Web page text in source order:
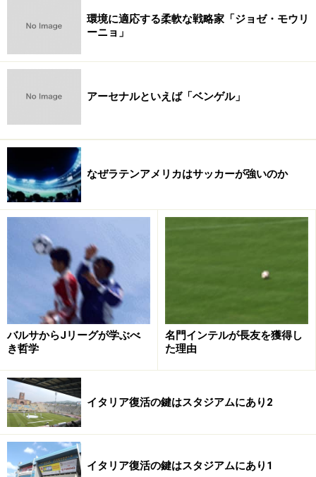
楽天市場でワールドサッカー関連の商品をチェッ
環境に適応する柔軟な戦略家「ジョゼ・モウリ
ーニョ」
アーセナルといえば「ベンゲル」
なぜラテンアメリカはサッカーが強いのか
バルサからJリーグが学ぶべ
き哲学
名門インテルが長友を獲得し
た理由
イタリア復活の鍵はスタジアムにあり2
イタリア復活の鍵はスタジアムにあり1